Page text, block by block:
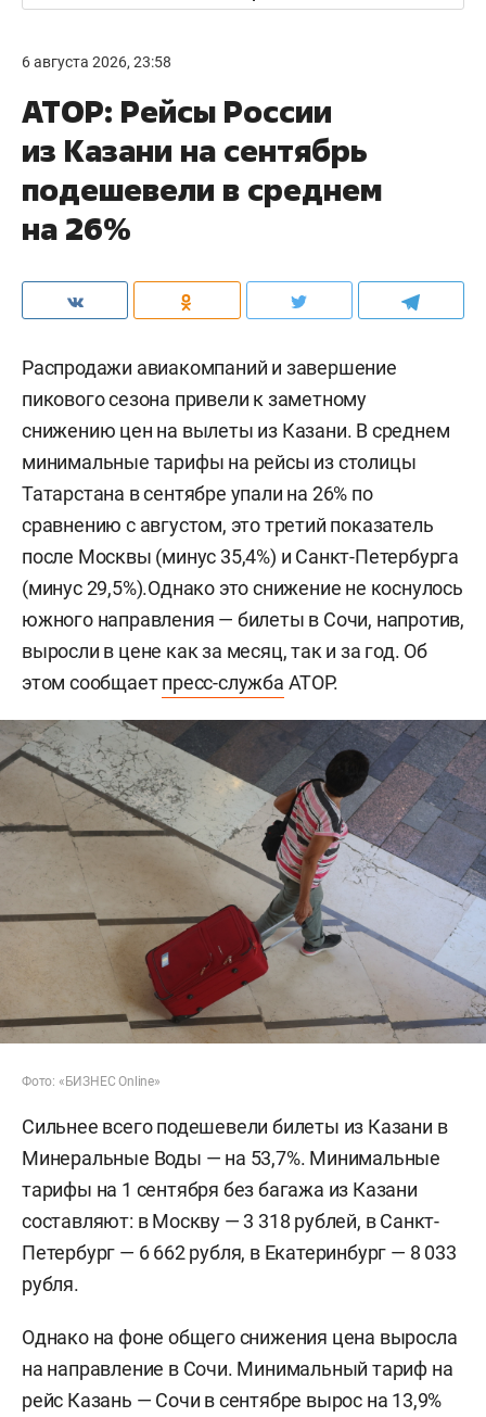
6 августа 2026, 23:58
АТОР: Рейсы России
из Казани на сентябрь
подешевели в среднем
на 26%
Распродажи авиакомпаний и завершение
пикового сезона привели к заметному
снижению цен на вылеты из Казани. В среднем
минимальные тарифы на рейсы из столицы
Татарстана в сентябре упали на 26% по
сравнению с августом, это третий показатель
после Москвы (минус 35,4%) и Санкт-Петербурга
(минус 29,5%).Однако это снижение не коснулось
южного направления — билеты в Сочи, напротив,
выросли в цене как за месяц, так и за год. Об
этом сообщаетпресс-служба АТОР.
Фото: «БИЗНЕС Online»
Сильнее всего подешевели билеты из Казани в
Минеральные Воды — на 53,7%. Минимальные
тарифы на 1 сентября без багажа из Казани
составляют: в Москву — 3 318 рублей, в Санкт-
Петербург — 6 662 рубля, в Екатеринбург — 8 033
рубля.
Однако на фоне общего снижения цена выросла
на направление в Сочи. Минимальный тариф на
рейс Казань — Сочи в сентябре вырос на 13,9%